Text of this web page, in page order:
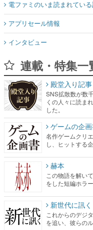
インタビュー
連載・特集一
くの人々に読ま
した。
ゲームの企
名作ゲームクリ
し、ヒットする
赫本
この物語を解い
をした短編ホラ
新世代に訊く
これからのデジ
を追い、彼らの
ゲーム世代の
ゲームに多大な
のコンテンツ産